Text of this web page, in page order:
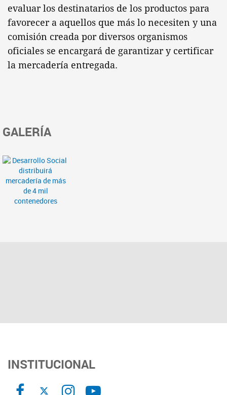
evaluar los destinatarios de los productos para
favorecer a aquellos que más lo necesiten y una
comisión creada por diversos organismos
oficiales se encargará de garantizar y certificar
la mercadería entregada.
GALERÍA
INSTITUCIONAL